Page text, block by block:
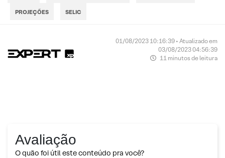
PROJEÇÕES SELIC
01/08/2023 10:16:39 • Atualizado em
03/08/2023 04:56:39
11 minutos de leitura
Avaliação
O quão foi útil este conteúdo pra você?